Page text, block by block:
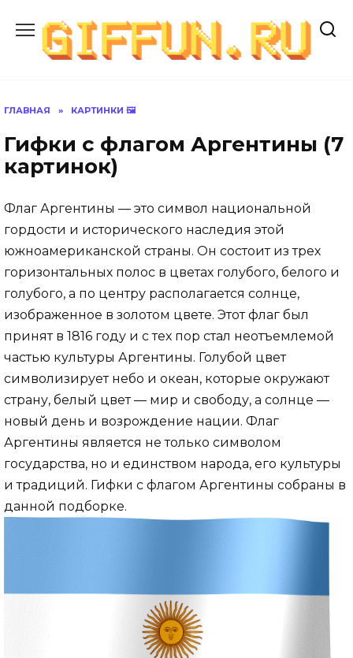
содержанию
ГЛАВНАЯ » КАРТИНКИ 🖼
Гифки с флагом Аргентины (7
картинок)
Флаг Аргентины — это символ национальной
гордости и исторического наследия этой
южноамериканской страны. Он состоит из трех
горизонтальных полос в цветах голубого, белого и
голубого, а по центру располагается солнце,
изображенное в золотом цвете. Этот флаг был
принят в 1816 году и с тех пор стал неотъемлемой
частью культуры Аргентины. Голубой цвет
символизирует небо и океан, которые окружают
страну, белый цвет — мир и свободу, а солнце —
новый день и возрождение нации. Флаг
Аргентины является не только символом
государства, но и единством народа, его культуры
и традиций. Гифки с флагом Аргентины собраны в
данной подборке.